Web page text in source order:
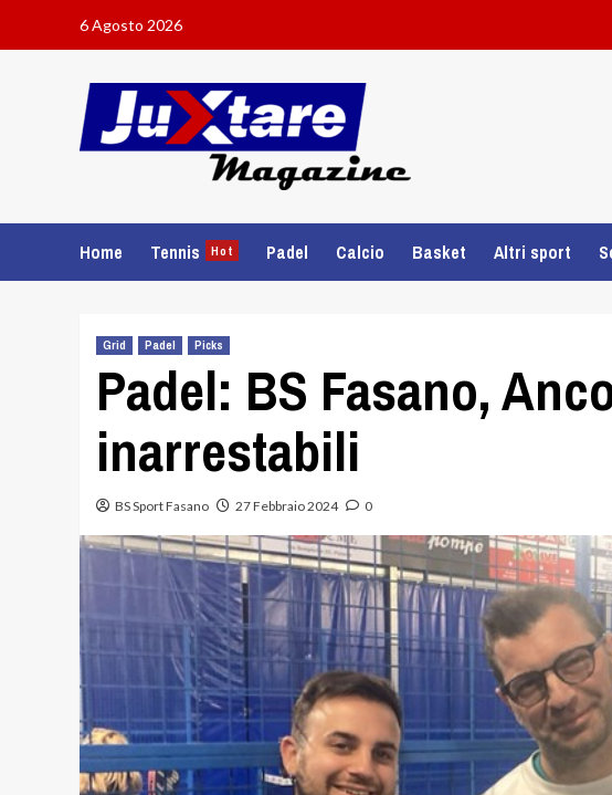
6 Agosto 2026
Home Tennis Hot Padel Calcio Basket Altri sport
Grid Padel Picks
Padel: BS Fasano,
inarrestabili
BS Sport Fasano 27 Febbraio 2024 0